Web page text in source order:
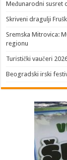
​Međunarodni susret
Skriveni dragulji
Sremska Mitrovica:
regionu
Turistički vaučeri
Beogradski irski